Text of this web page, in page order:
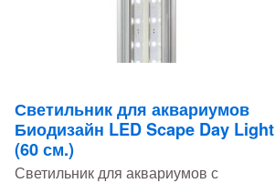
Светильник для аквариумов
Биодизайн LED Scape Day Light
(60 см.)
Светильник для аквариумов с